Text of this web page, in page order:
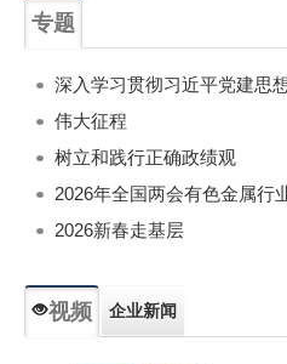
专题
深入学习贯彻习近平党建思
伟大征程
树立和践行正确政绩观
2026年全国两会有色金属行
2026新春走基层
视频 企业新闻